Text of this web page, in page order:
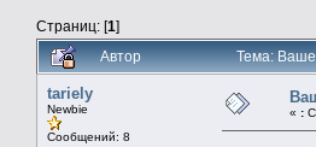
Страниц: [1]
Автор
Тема: Ваше
tariely
Newbie
Сообщений: 8
« :